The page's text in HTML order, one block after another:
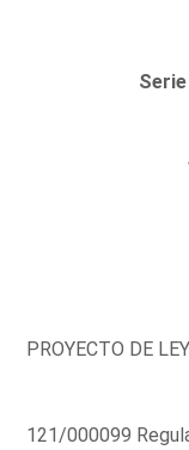
Serie
PROYECTO DE LEY
121/000099